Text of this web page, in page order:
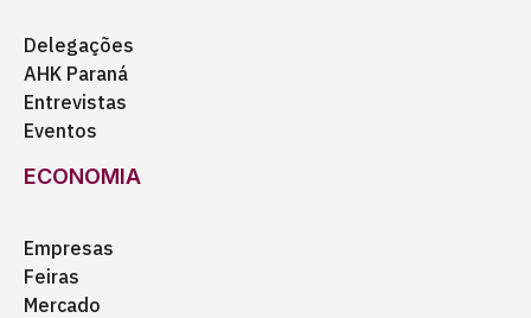
Delegações
AHK Paraná
Entrevistas
Eventos
ECONOMIA
Empresas
Feiras
Mercado